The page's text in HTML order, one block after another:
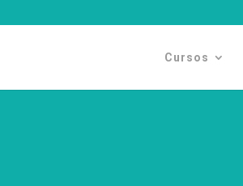
Cursos